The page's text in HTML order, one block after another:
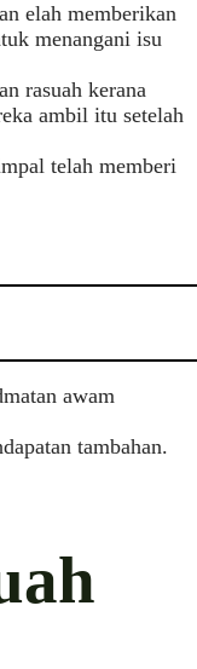
elah memberikan
menangani isu
rasuah kerana
ambil itu setelah
telah memberi
awam
tambahan.